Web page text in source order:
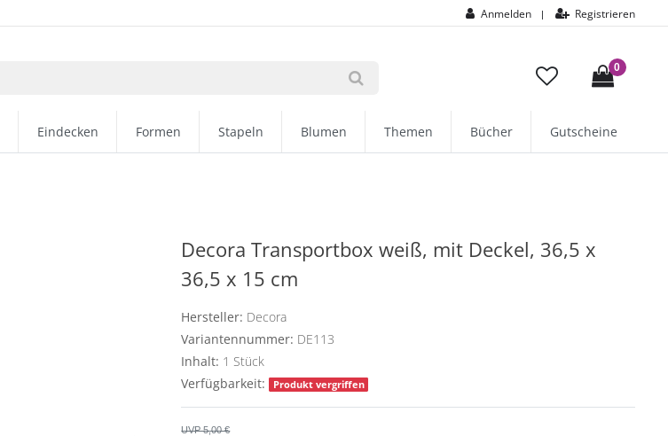
Anmelden | Registrieren
0
Eindecken Formen Stapeln Blumen Themen Bücher Gutscheine
Decora Transportbox weiß, mit Deckel, 36,5 x
36,5 x 15 cm
Hersteller: Decora
Variantennummer: DE113
Inhalt: 1 Stück
Verfügbarkeit:
Produkt vergriffen
UVP 5,00 €